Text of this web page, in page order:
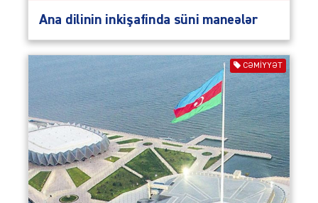
Ana dilinin inkişafinda süni maneələr
CƏMIYYƏT